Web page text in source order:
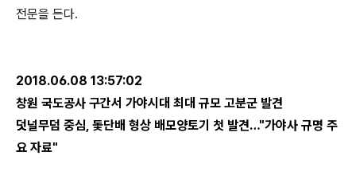
전문을 든다.
2018.06.08 13:57:02
창원 국도공사 구간서 가야시대 최대 규모 고분군 발견
덧널무덤 중심, 돛단배 형상 배모양토기 첫 발견…"가야사 규명 주
요 자료"